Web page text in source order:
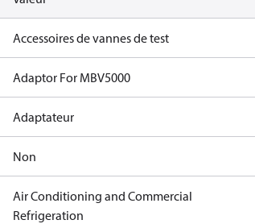
Accessoires de vannes de test
Adaptor For MBV5000
Adaptateur
Non
Air Conditioning and Commercial
Refrigeration